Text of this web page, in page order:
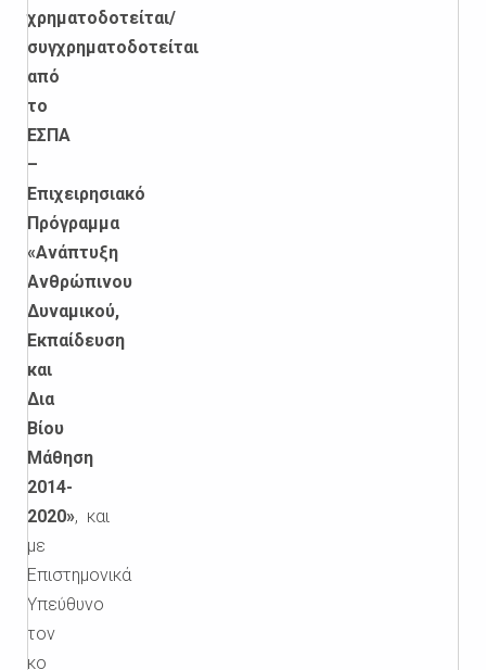
χρηματοδοτείται/
συγχρηματοδοτείται
από
το
ΕΣΠΑ
–
Επιχειρησιακό
Πρόγραμμα
«Ανάπτυξη
Ανθρώπινου
Δυναμικού,
Εκπαίδευση
και
Δια
Βίου
Μάθηση
2014-
2020», και
με
Επιστημονικά
Υπεύθυνο
τoν
κο